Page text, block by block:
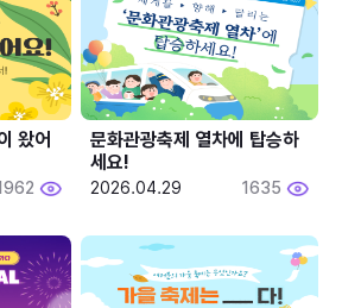
왔어
문화관광축제 열차에 탑승하
세요!
2026.04.29 1635